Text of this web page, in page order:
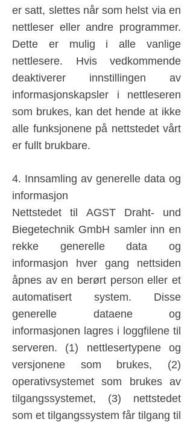
er satt, slettes når som helst via en
nettleser eller andre programmer.
Dette er mulig i alle vanlige
nettlesere. Hvis vedkommende
deaktiverer innstillingen av
informasjonskapsler i nettleseren
som brukes, kan det hende at ikke
alle funksjonene på nettstedet vårt
er fullt brukbare.
4. Innsamling av generelle data og
informasjon
Nettstedet til AGST Draht- und
Biegetechnik GmbH samler inn en
rekke generelle data og
informasjon hver gang nettsiden
åpnes av en berørt person eller et
automatisert system. Disse
generelle dataene og
informasjonen lagres i loggfilene til
serveren. (1) nettlesertypene og
versjonene som brukes, (2)
operativsystemet som brukes av
tilgangssystemet, (3) nettstedet
som et tilgangssystem får tilgang til